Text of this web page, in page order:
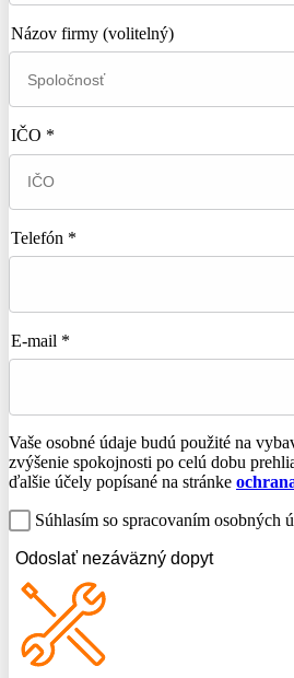
Názov firmy (volitelný)
IČO *
Telefón *
E-mail *
Vaše osobné údaje budú použité na
zvýšenie spokojnosti po celú dobu
ďalšie účely popísané na stránke
Súhlasím so spracovaním osobných
Odoslať nezáväzný dopyt